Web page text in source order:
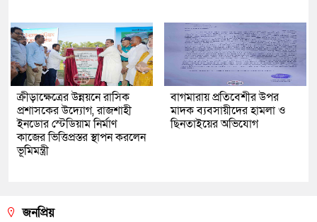
ক্রীড়াক্ষেত্রের উন্নয়নে রাসিক
প্রশাসকের উদ্যোগ, রাজশাহী
ইনডোর স্টেডিয়াম নির্মাণ
কাজের ভিত্তিপ্রস্তর স্থাপন করলেন
ভূমিমন্ত্রী
বাগমারায় প্রতিবেশীর উপর
মাদক ব্যবসায়ীদের হামলা ও
ছিনতাইয়ের অভিযোগ
জনপ্রিয়